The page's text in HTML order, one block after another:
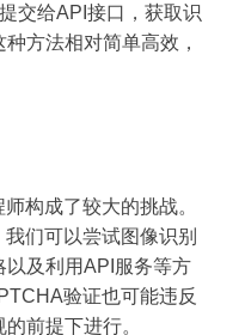
交给API接口，获取识
方法相对简单高效，
构成了较大的挑战。
们可以尝试图像识别
及利用API服务等方
验证也可能违反
前提下进行。